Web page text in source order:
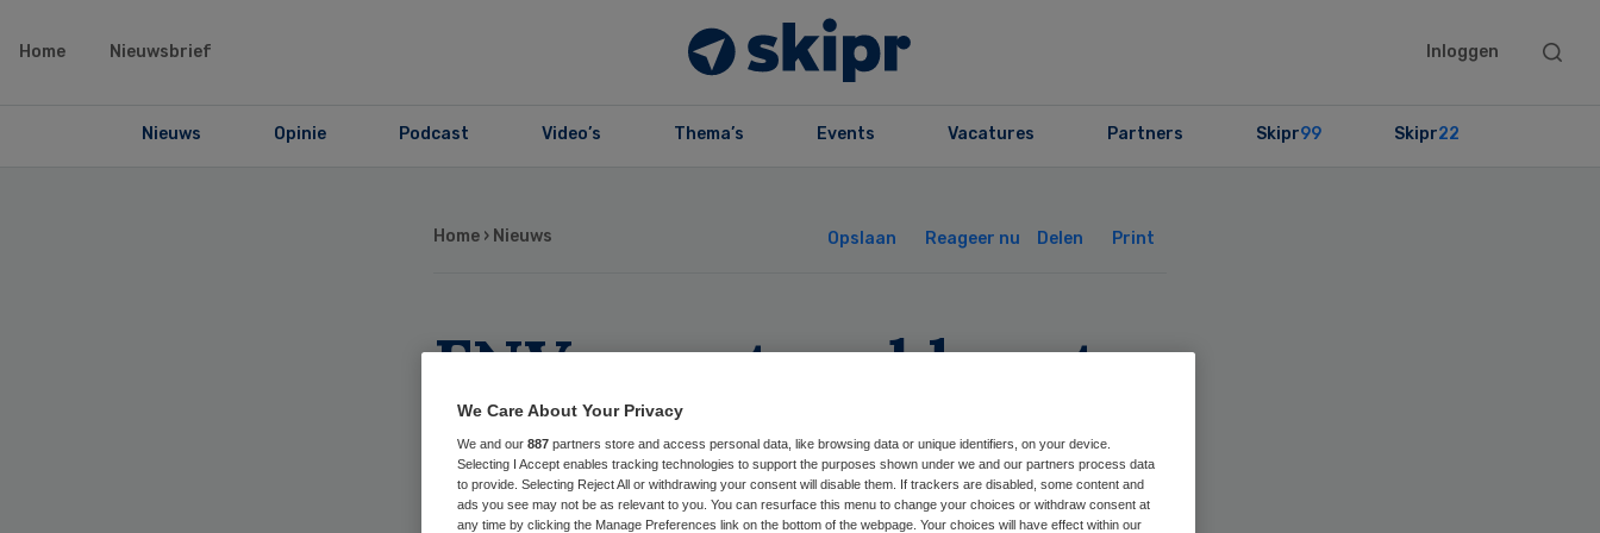
Home Nieuwsbrief Inloggen
Search
Nieuws Opinie Podcast Video’s Thema’s Events Vacatures Partners Skipr99 Skipr22
Home › Nieuws Opslaan Reageer nu Delen Print
FNV opent meldpunt
voor leerlingen in zorg
We Care About Your Privacy
We and our 887 partners store and access personal data, like browsing data or unique identifiers, on your device.
Selecting I Accept enables tracking technologies to support the purposes shown under we and our partners process data
to provide. Selecting Reject All or withdrawing your consent will disable them. If trackers are disabled, some content and
ads you see may not be as relevant to you. You can resurface this menu to change your choices or withdraw consent at
any time by clicking the Manage Preferences link on the bottom of the webpage. Your choices will have effect within our